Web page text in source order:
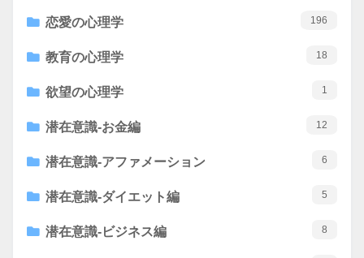
恋愛の心理学 196
教育の心理学 18
欲望の心理学 1
潜在意識-お金編 12
潜在意識-アファメーション 6
潜在意識-ダイエット編 5
潜在意識-ビジネス編 8